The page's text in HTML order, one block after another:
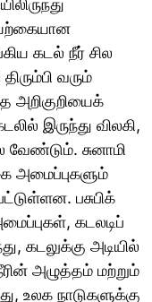
கடல் நீர் சில
வரும்
அறிகுறியைக்
இருந்து விலகி,
சுனாமி
அமைப்புகளும்
பசுபிக்
கடலடிப்
கடலுக்கு அடியில்
அழுத்தம் மற்றும்
நாடுகளுக்கு